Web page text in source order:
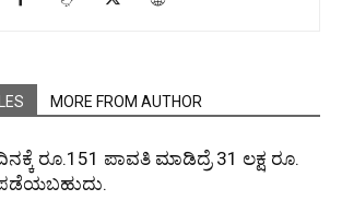
MORE FROM AUTHOR
ರೂ.151 ಪಾವತಿ ಮಾಡಿದ್ರೆ 31 ಲಕ್ಷ ರೂ.